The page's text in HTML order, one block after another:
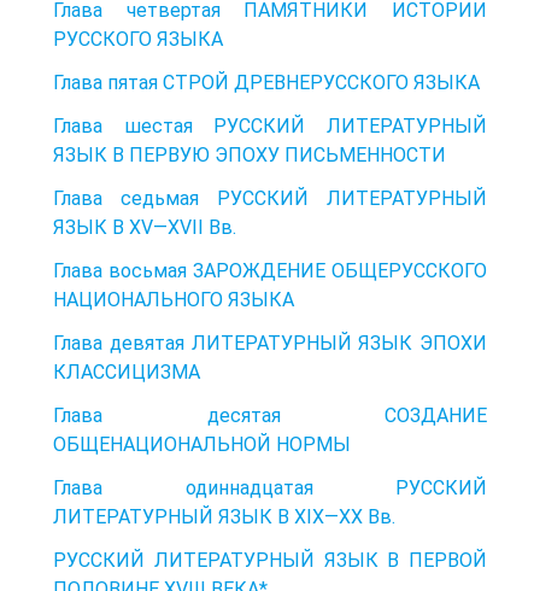
Глава четвертая ПАМЯТНИКИ ИСТОРИИ
РУССКОГО ЯЗЫКА
Глава пятая СТРОЙ ДРЕВНЕРУССКОГО ЯЗЫКА
Глава шестая РУССКИЙ ЛИТЕРАТУРНЫЙ
ЯЗЫК В ПЕРВУЮ ЭПОХУ ПИСЬМЕННОСТИ
Глава седьмая РУССКИЙ ЛИТЕРАТУРНЫЙ
ЯЗЫК В XV—XVII Вв.
Глава восьмая ЗАРОЖДЕНИЕ ОБЩЕРУССКОГО
НАЦИОНАЛЬНОГО ЯЗЫКА
Глава девятая ЛИТЕРАТУРНЫЙ ЯЗЫК ЭПОХИ
КЛАССИЦИЗМА
Глава десятая СОЗДАНИЕ
ОБЩЕНАЦИОНАЛЬНОЙ НОРМЫ
Глава одиннадцатая РУССКИЙ
ЛИТЕРАТУРНЫЙ ЯЗЫК В XIX—XX Вв.
РУССКИЙ ЛИТЕРАТУРНЫЙ ЯЗЫК В ПЕРВОЙ